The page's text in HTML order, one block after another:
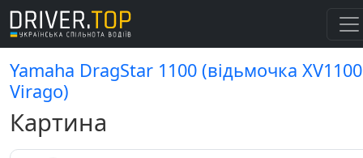
Yamaha DragStar 1100 (відьмочка XV1100
Virago)
Картина